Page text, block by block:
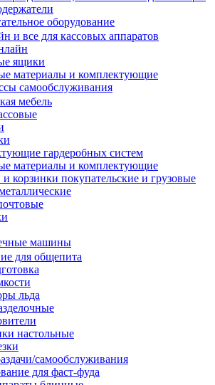
оборудование
и все для кассовых аппаратов
ящики
материалы и комплектующие
самообслуживания
мебель
гардеробных систем
материалы и комплектующие
корзинки покупательские и грузовые
машины
для общепита
льда
настольные
самообслуживания
для фаст-фуда